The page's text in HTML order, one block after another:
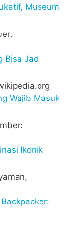
Museum
Bisa Jadi
Wajib Masuk
Ikonik